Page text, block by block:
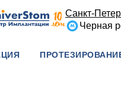
Санкт-
Черная